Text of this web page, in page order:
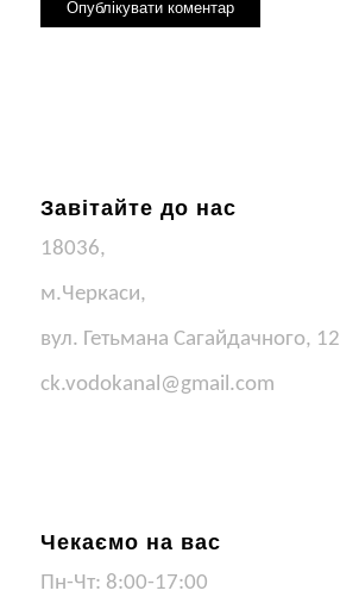
Завітайте до нас
18036,
м.Черкаси,
вул. Гетьмана Сагайдачного, 12
ck.vodokanal@gmail.com
Чекаємо на вас
Пн-Чт: 8:00-17:00